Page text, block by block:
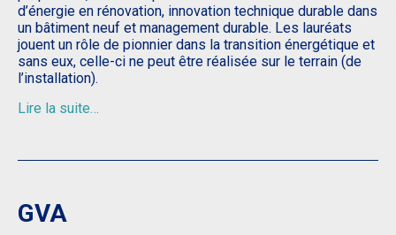
d’énergie en rénovation, innovation technique durable dans
un bâtiment neuf et management durable. Les lauréats
jouent un rôle de pionnier dans la transition énergétique et
sans eux, celle-ci ne peut être réalisée sur le terrain (de
l’installation).
Lire la suite…
GVA